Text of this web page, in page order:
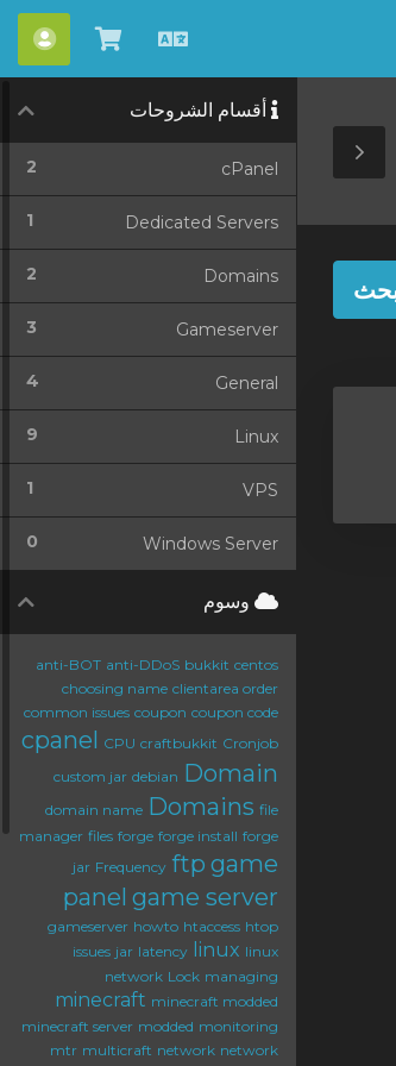
العربيةشاهد
العربة
Toggle
Sidebar
أقسام الشروحات
2 cPanel
1 Dedicated Servers
2 Domains
3 Gameserver
4 General
9 Linux
1 VPS
0 Windows Server
وسوم
anti-BOT anti-DDoS bukkit centos
choosing name clientarea order
common issues coupon coupon code
cpanel CPU craftbukkit Cronjob
custom jar debian Domain
domain name Domains file
manager files forge forge install forge
jar Frequency ftp game
panel game server
gameserver howto htaccess htop
issues jar latency linux linux
network Lock managing
minecraft minecraft modded
minecraft server modded monitoring
mtr multicraft network network